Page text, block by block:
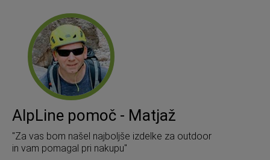
AlpLine pomoč - Matjaž
"Za vas bom našel najboljše izdelke za outdoor
in vam pomagal pri nakupu"